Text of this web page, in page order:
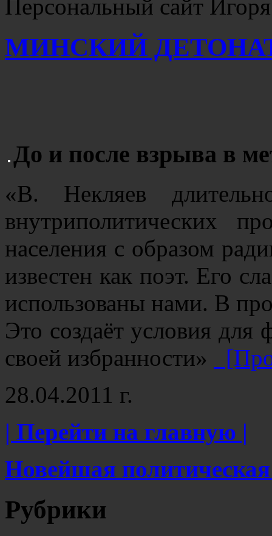
Персональный сайт
МИНСКИЙ
До и после взрыва в
«В. Некляев
внутриполитических
населения с образом
известен как поэт. Его
использованы нами. В
Это создаёт условия для
своей избранности»
28.04.2011 г.
| Перейти на главную |
Новейшая
Рубрики